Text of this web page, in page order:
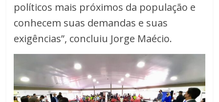
políticos mais próximos da população e
conhecem suas demandas e suas
exigências”, concluiu Jorge Maécio.